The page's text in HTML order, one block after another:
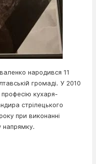
народився 11
громаді. У 2010
кухаря-
стрілецького
при виконанні
напрямку.